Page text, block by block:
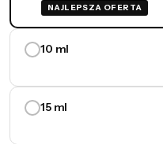
NAJLEPSZA OFERTA
10 ml
15 ml